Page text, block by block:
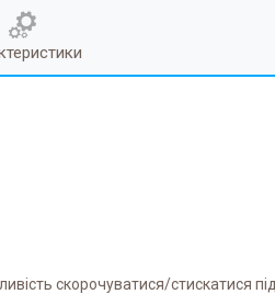
скорочуватися/стискатися